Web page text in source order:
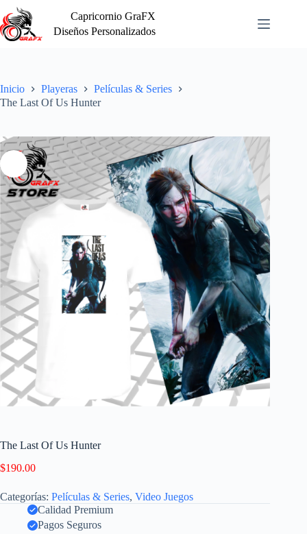
Saltar
al
contenido
Capricornio GraFX
Diseños Personalizados
Inicio Playeras
Películas & Series
The Last Of Us Hunter
The Last Of Us Hunter
$190.00
Categorías: Películas & Series, Video Juegos
Calidad Premium
Pagos Seguros